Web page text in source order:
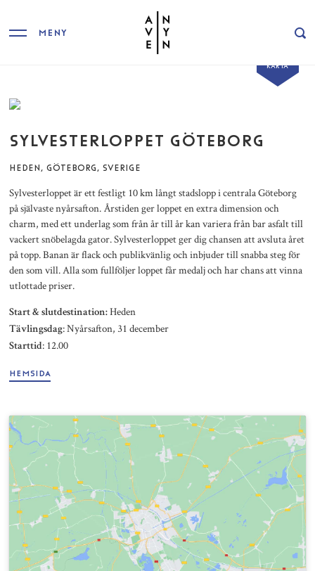
MENY
KARTA
SYLVESTERLOPPET GÖTEBORG
HEDEN, GÖTEBORG, SVERIGE
Sylvesterloppet är ett festligt 10 km långt stadslopp i centrala Göteborg
på självaste nyårsafton. Årstiden ger loppet en extra dimension och
charm, med ett underlag som från år till år kan variera från bar asfalt till
vackert snöbelagda gator. Sylvesterloppet ger dig chansen att avsluta året
på topp. Banan är flack och publikvänlig och inbjuder till snabba steg för
den som vill. Alla som fullföljer loppet får medalj och har chans att vinna
utlottade priser.
Start & slutdestination: Heden
Tävlingsdag: Nyårsafton, 31 december
Starttid: 12.00
HEMSIDA